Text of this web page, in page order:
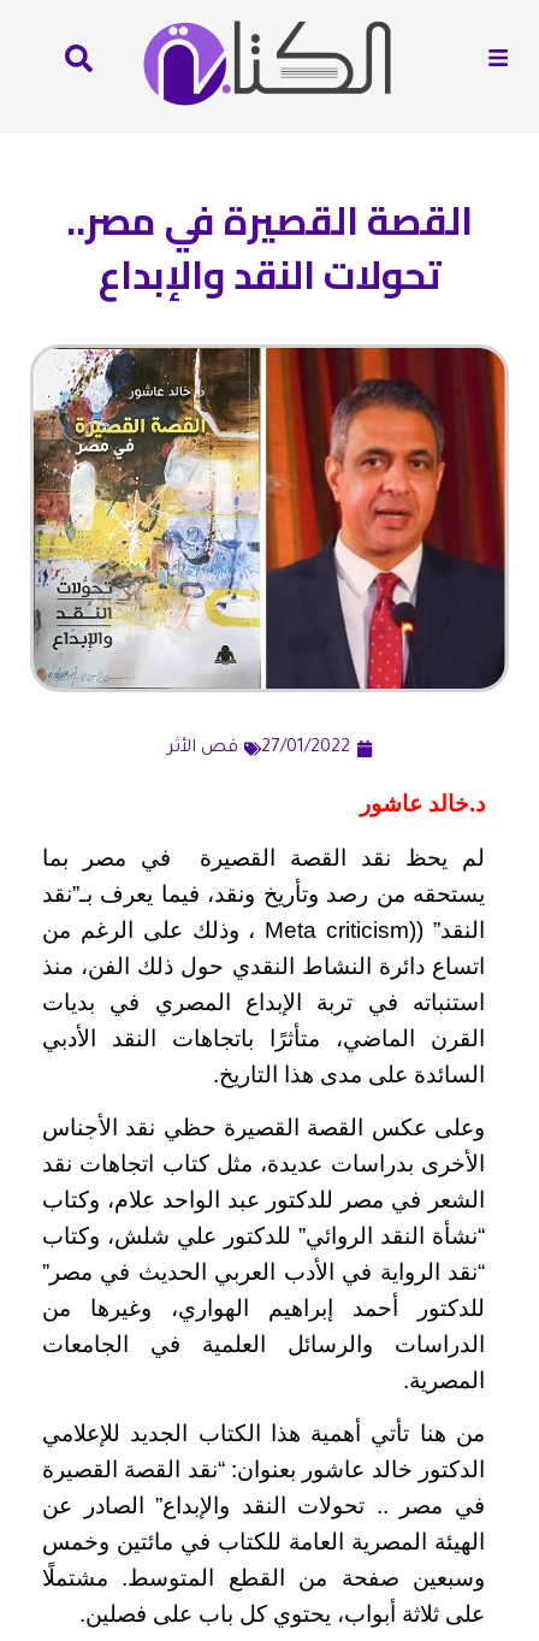
القصة القصيرة في مصر..
تحولات النقد والإبداع
27/01/2022 قص الأثر
د.خالد عاشور
لم يحظ نقد القصة القصيرة في مصر بما
يستحقه من رصد وتأريخ ونقد، فيما يعرف بـ”نقد
النقد” ((Meta criticism ، وذلك على الرغم من
اتساع دائرة النشاط النقدي حول ذلك الفن، منذ
استنباته في تربة الإبداع المصري في بديات
القرن الماضي، متأثرًا باتجاهات النقد الأدبي
السائدة على مدى هذا التاريخ.
وعلى عكس القصة القصيرة حظي نقد الأجناس
الأخرى بدراسات عديدة، مثل كتاب اتجاهات نقد
الشعر في مصر للدكتور عبد الواحد علام، وكتاب
“نشأة النقد الروائي” للدكتور علي شلش، وكتاب
“نقد الرواية في الأدب العربي الحديث في مصر”
للدكتور أحمد إبراهيم الهواري، وغيرها من
الدراسات والرسائل العلمية في الجامعات
المصرية.
من هنا تأتي أهمية هذا الكتاب الجديد للإعلامي
الدكتور خالد عاشور بعنوان: “نقد القصة القصيرة
في مصر .. تحولات النقد والإبداع” الصادر عن
الهيئة المصرية العامة للكتاب في مائتين وخمس
وسبعين صفحة من القطع المتوسط. مشتملًا
على ثلاثة أبواب، يحتوي كل باب على فصلين.